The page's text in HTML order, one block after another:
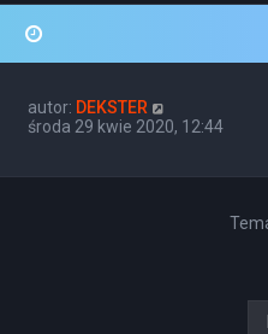
autor: DEKSTER
środa 29 kwie 2020, 12:44